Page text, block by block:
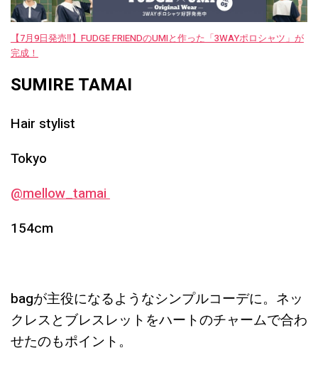
【7月9日発売‼︎】FUDGE FRIENDのUMIと作った「3WAYポロシャツ」が
完成！
SUMIRE TAMAI
Hair stylist
Tokyo
@mellow_tamai
154cm
bagが主役になるようなシンプルコーデに。ネッ
クレスとブレスレットをハートのチャームで合わ
せたのもポイント。